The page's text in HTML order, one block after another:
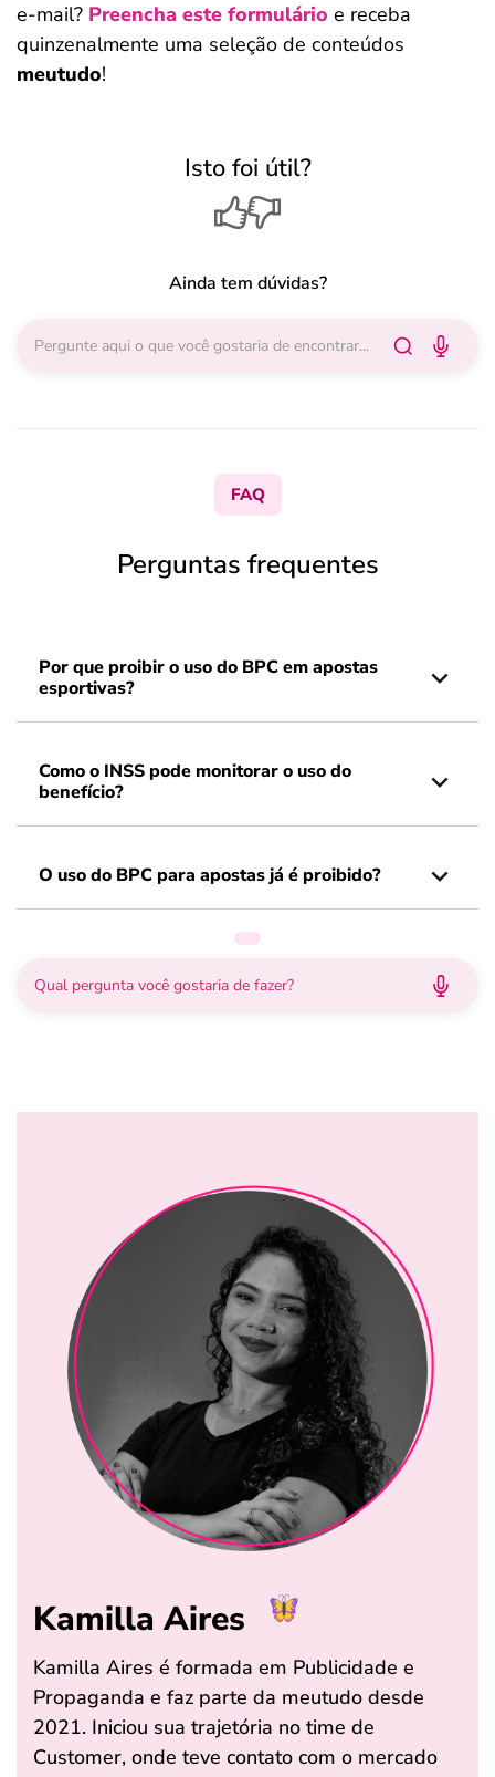
e-mail? Preencha este formulário e receba
quinzenalmente uma seleção de conteúdos
meutudo!
Isto foi útil?
Ainda tem dúvidas?
FAQ
Perguntas frequentes
Por que proibir o uso do BPC em apostas
esportivas?
Como o INSS pode monitorar o uso do
benefício?
O uso do BPC para apostas já é proibido?
Kamilla Aires
Kamilla Aires é formada em Publicidade e
Propaganda e faz parte da meutudo desde
2021. Iniciou sua trajetória no time de
Customer, onde teve contato com o mercado